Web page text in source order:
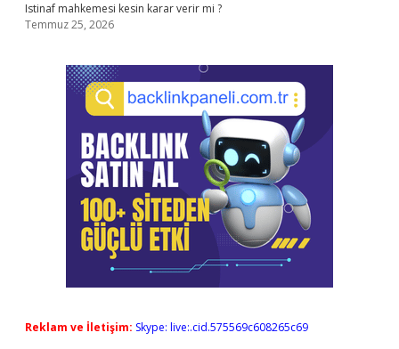
Istinaf mahkemesi kesin karar verir mi ?
Temmuz 25, 2026
Reklam ve İletişim: Skype: live:.cid.575569c608265c69